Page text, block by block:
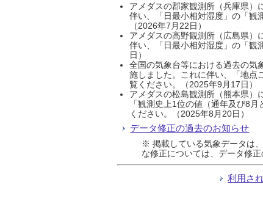
アメダスの郡家観測所（兵庫県）
伴い、「日最小相対湿度」の「観
（2026年7月22日）
アメダスの高野観測所（広島県）
伴い、「日最小相対湿度」の「観
日）
全国の気象台等における過去の気
施しました。これに伴い、「地点
覧ください。（2025年9月17日）
アメダスの松島観測所（熊本県）
「観測史上1位の値（通年及び8
ください。（2025年8月20日）
データ修正の過去のお知らせ
※ 掲載している気象データは
な修正については、データ修正
利用さ